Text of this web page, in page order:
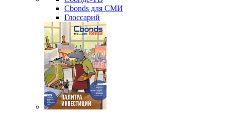
Cbonds для СМИ
Глоссарий